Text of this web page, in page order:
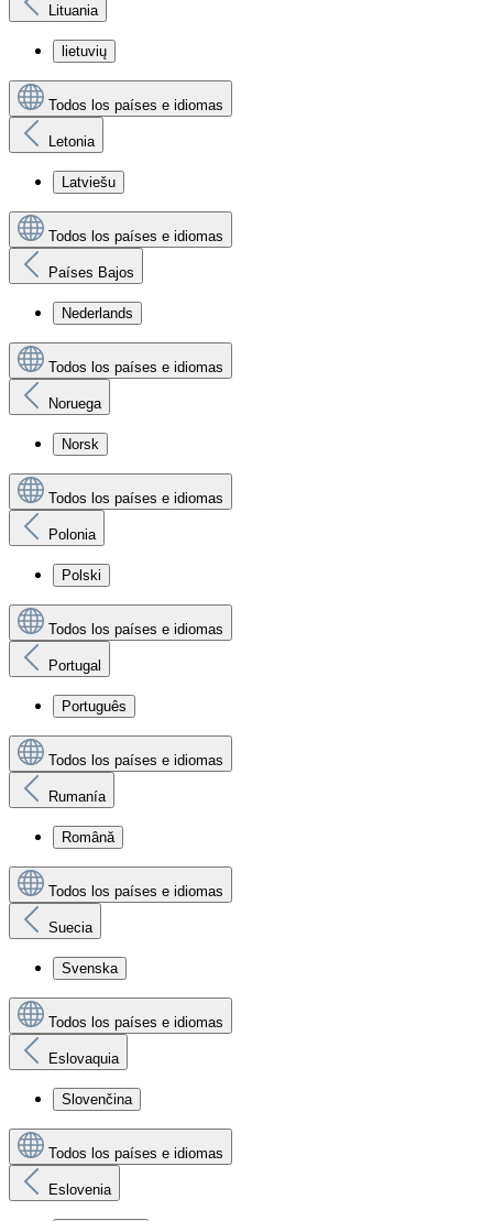
Lituania
lietuvių
Todos los países e idiomas
Letonia
Latviešu
Todos los países e idiomas
Países Bajos
Nederlands
Todos los países e idiomas
Noruega
Norsk
Todos los países e idiomas
Polonia
Polski
Todos los países e idiomas
Portugal
Português
Todos los países e idiomas
Rumanía
Română
Todos los países e idiomas
Suecia
Svenska
Todos los países e idiomas
Eslovaquia
Slovenčina
Todos los países e idiomas
Eslovenia